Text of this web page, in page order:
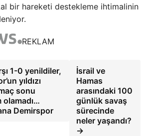
bir hareketi destekleme ihtimalinin
REKLAM
1-0 yenildiler,
yıldızı
sonu
Demirspor
İsrail ve
Hamas
arasındaki 100
günlük savaş
sürecinde
neler yaşandı?
→